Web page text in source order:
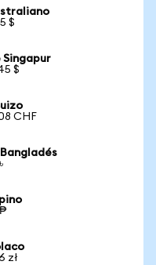
$
Singapur
$
CHF
zł